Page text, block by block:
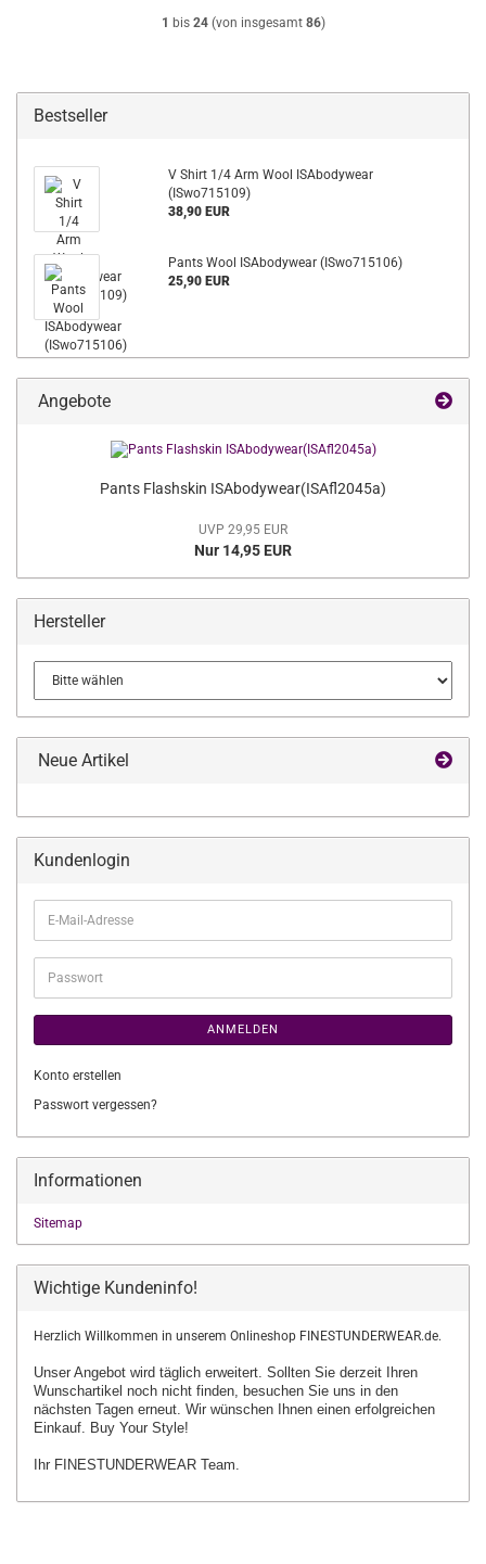
1 bis 24(von insgesamt 86)
Bestseller
V Shirt 1/4 Arm Wool ISAbodywear
(ISwo715109)
38,90 EUR
Pants Wool ISAbodywear (ISwo715106)
25,90 EUR
Angebote
Pants Flashskin ISAbodywear(ISAfl2045a)
UVP 29,95 EUR
Nur 14,95 EUR
Hersteller
Neue Artikel
Kundenlogin
E-
Mail-
Adresse
Passwort
ANMELDEN
Konto erstellen
Passwort vergessen?
Informationen
Sitemap
Wichtige Kundeninfo!
Herzlich Willkommen in unserem Onlineshop FINESTUNDERWEAR.de.
Unser Angebot wird täglich erweitert. Sollten Sie derzeit Ihren
Wunschartikel noch nicht finden, besuchen Sie uns in den
nächsten Tagen erneut. Wir wünschen Ihnen einen erfolgreichen
Einkauf. Buy Your Style!
Ihr FINESTUNDERWEAR Team.